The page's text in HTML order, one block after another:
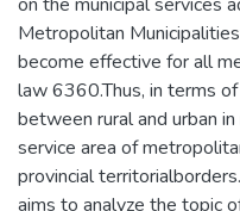
Metropolitan
become effective for all
law 6360.Thus, in terms
between rural and urban
service area of
provincial
aims to analyze the topic